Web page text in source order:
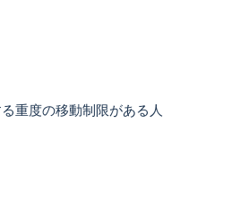
重度の移動制限がある人